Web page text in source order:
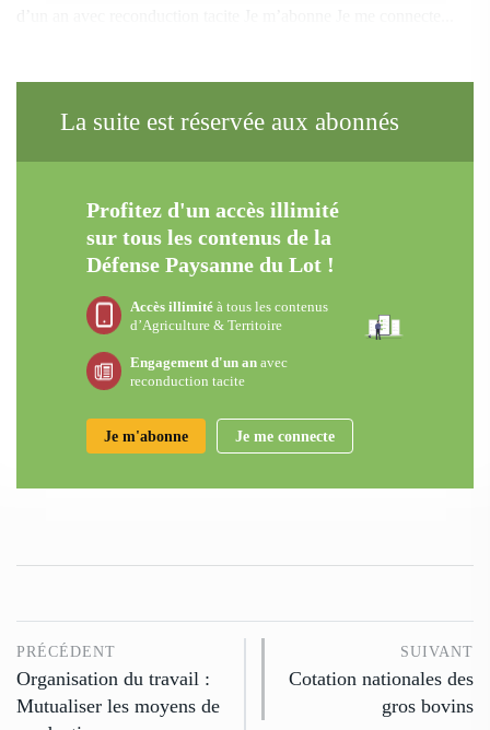
La suite est réservée aux abonnés
Profitez d'un accès illimité
sur tous les contenus de la
Défense Paysanne du Lot !
Accès illimité à tous les contenus
d’Agriculture & Territoire
Engagement d'un an avec
reconduction tacite
Je m'abonne Je me connecte
PRÉCÉDENT
Organisation du travail :
Mutualiser les moyens de
SUIVANT
Cotation nationales des
gros bovins